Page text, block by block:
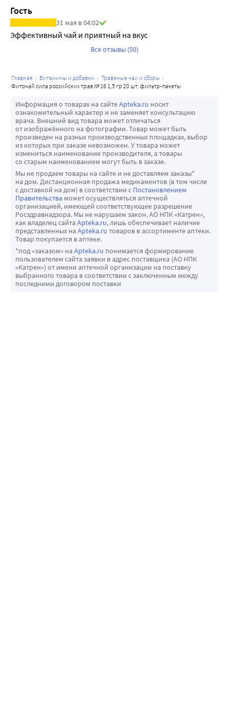
Календула снижает рефлекторную возбудимость,
улучшает память, нормализует сон.
Кипрей применяется при головных болях и бессоннице.
Стевия улучшает работу сердечно-сосудистой и
способствует повышению биоэнергетических
образ жизни до глубокой старости.
Сочетание компонентов именно в пропорции, входящей
в состав, пользуется в народе заслуженным авторитетом
как лечебное травяное средство и позволяет нам
гарантировать Вам полный успех в случае длительного и
правильного применения. В состав фиточая вошли
только съедобные, приятные на вкус и полезные для
Гость
31 мая в 04:02
Эффективный чай и приятный на вкус
Все отзывы (50)
главная витамины и добавки
травяные чаи и сборы
фиточай сила российских трав № 16 1,5 гр 20 шт. фильтр-пакеты
Информация о товарах на сайтеApteka.ru носит
ознакомительный характер и не заменяет консультацию
врача. Внешний вид товара может отличаться
от изображённого на фотографии. Товар может быть
произведен на разных производственных площадках, выбор
из которых при заказе невозможен. У товара может
измениться наименование производителя, а товары
со старым наименованием могут быть в заказе.
Мы не продаем товары на сайте и не доставляем заказы*
на дом. Дистанционная продажа медикаментов (в том числе
с доставкой на дом) в соответствии с Постановлением
Правительства может осуществляться аптечной
организацией, имеющей соответствующее разрешение
Росздравнадзора. Мы не нарушаем закон. АО НПК «Катрен»,
как владелец сайта Apteka.ru, лишь обеспечивает наличие
представленных на Apteka.ru товаров в ассортименте аптеки.
Товар покупается в аптеке.
*под «заказом» на Apteka.ru понимается формирование
пользователем сайта заявки в адрес поставщика (АО НПК
«Катрен») от имени аптечной организации на поставку
выбранного товара в соответствии с заключенным между
последними договором поставки